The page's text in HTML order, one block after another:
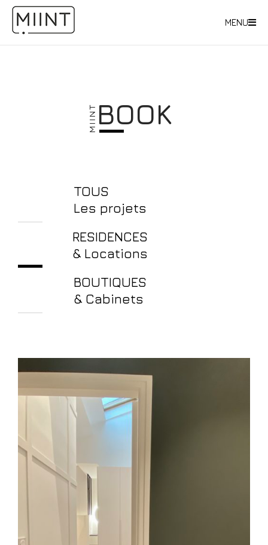
MENU
BOOK
TOUS
Les projets
RESIDENCES
& Locations
BOUTIQUES
& Cabinets